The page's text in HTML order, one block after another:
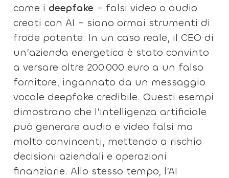
come i deepfake – falsi video o audio
creati con AI – siano ormai strumenti di
frode potente. In un caso reale, il CEO di
un’azienda energetica è stato convinto
a versare oltre 200.000 euro a un falso
fornitore, ingannato da un messaggio
vocale deepfake credibile. Questi esempi
dimostrano che l’intelligenza artificiale
può generare audio e video falsi ma
molto convincenti, mettendo a rischio
decisioni aziendali e operazioni
finanziarie. Allo stesso tempo, l’AI